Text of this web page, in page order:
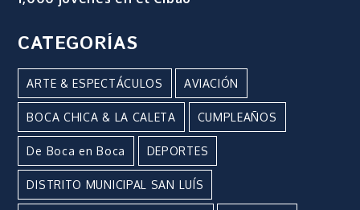
CATEGORÍAS
ARTE & ESPECTÁCULOS AVIACIÓN
BOCA CHICA & LA CALETA CUMPLEAÑOS
De Boca en Boca DEPORTES
DISTRITO MUNICIPAL SAN LUÍS